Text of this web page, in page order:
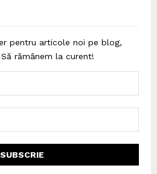
pentru articole noi pe blog,
rămânem la curent!